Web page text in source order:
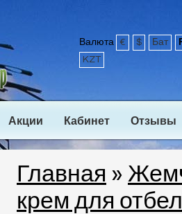
Валюта € $ Бат
KZT
Акции Кабинет Отзывы
Главная »
крем для